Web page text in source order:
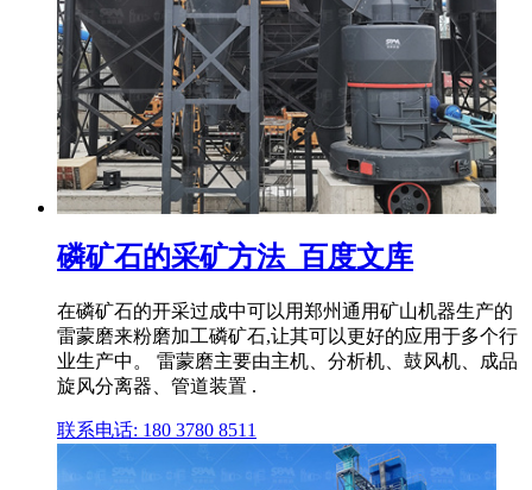
磷矿石的采矿方法_百度文库
在磷矿石的开采过成中可以用郑州通用矿山机器生产的
雷蒙磨来粉磨加工磷矿石,让其可以更好的应用于多个行
业生产中。 雷蒙磨主要由主机、分析机、鼓风机、成品
旋风分离器、管道装置 .
联系电话: 180 3780 8511